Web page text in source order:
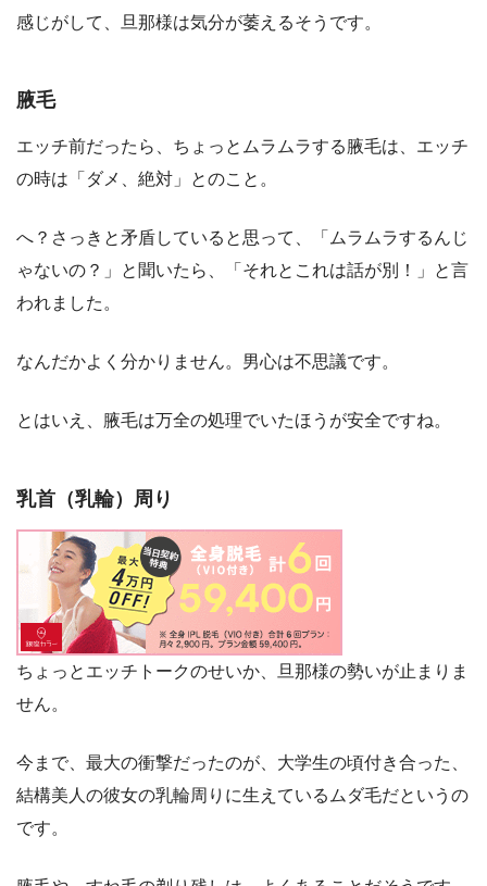
感じがして、旦那様は気分が萎えるそうです。
腋毛
エッチ前だったら、ちょっとムラムラする腋毛は、エッチ
の時は「ダメ、絶対」とのこと。
へ？さっきと矛盾していると思って、「ムラムラするんじ
ゃないの？」と聞いたら、「それとこれは話が別！」と言
われました。
なんだかよく分かりません。男心は不思議です。
とはいえ、腋毛は万全の処理でいたほうが安全ですね。
乳首（乳輪）周り
ちょっとエッチトークのせいか、旦那様の勢いが止まりま
せん。
今まで、最大の衝撃だったのが、大学生の頃付き合った、
結構美人の彼女の乳輪周りに生えているムダ毛だというの
です。